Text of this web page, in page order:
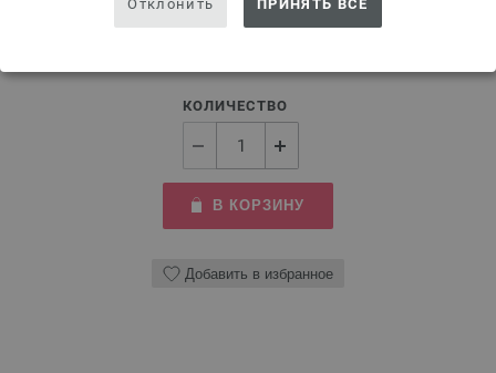
Отклонить ПРИНЯТЬ ВСЕ
КОЛИЧЕСТВО
В КОРЗИНУ
Добавить в избранное